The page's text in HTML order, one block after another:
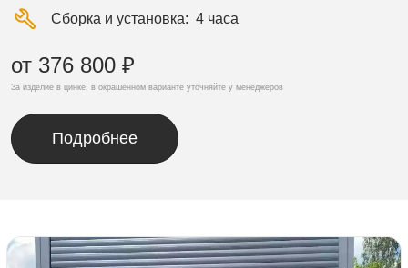
Сборка и установка 4 часа
от 376 800 ₽
За изделие в цинке, в окрашенном варианте уточняйте у менеджеров
Подробнее